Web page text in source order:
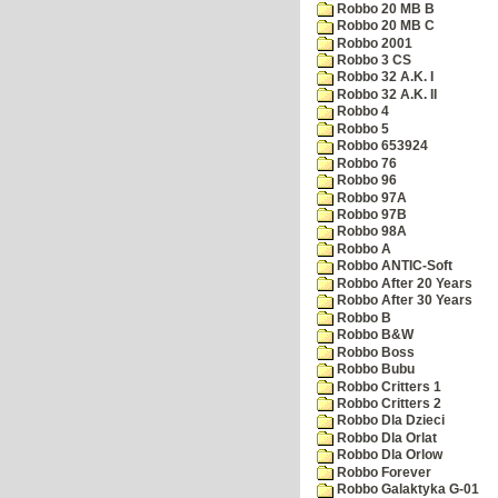
Robbo 20 MB B
Robbo 20 MB C
Robbo 2001
Robbo 3 CS
Robbo 32 A.K. I
Robbo 32 A.K. II
Robbo 4
Robbo 5
Robbo 653924
Robbo 76
Robbo 96
Robbo 97A
Robbo 97B
Robbo 98A
Robbo A
Robbo ANTIC-Soft
Robbo After 20 Years
Robbo After 30 Years
Robbo B
Robbo B&W
Robbo Boss
Robbo Bubu
Robbo Critters 1
Robbo Critters 2
Robbo Dla Dzieci
Robbo Dla Orlat
Robbo Dla Orlow
Robbo Forever
Robbo Galaktyka G-01